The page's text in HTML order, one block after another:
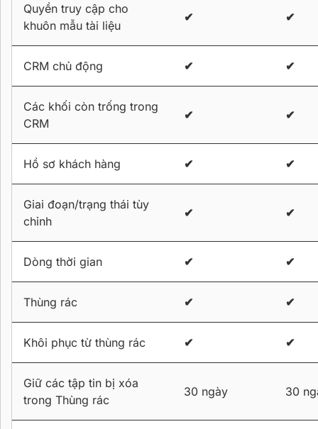
Quyền truy cập cho
khuôn mẫu tài liệu
✔ ✔
CRM chủ động ✔ ✔
Các khối còn trống trong
CRM
✔ ✔
Hồ sơ khách hàng ✔ ✔
Giai đoạn/trạng thái tùy
chỉnh
✔ ✔
Dòng thời gian ✔ ✔
Thùng rác ✔ ✔
Khôi phục từ thùng rác ✔ ✔
Giữ các tập tin bị xóa
trong Thùng rác
30 ngày 30